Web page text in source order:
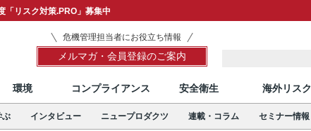
「リスク対策.PRO」募集中
危機管理担当者にお役立ち情報
メルマガ・会員登録のご案内
環境 コンプライアンス 安全衛生 海外リスク
ぶ インタビュー ニュープロダクツ 連載・コラム セミナー情報